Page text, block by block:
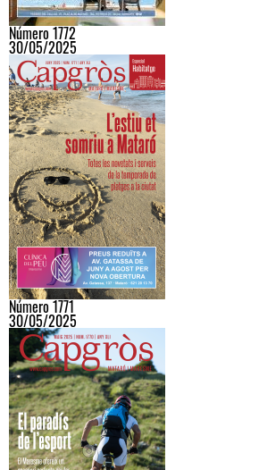
Número 1772
30/05/2025
Número 1771
30/05/2025